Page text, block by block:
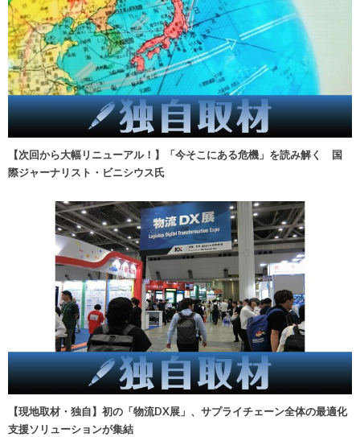
【次回から大幅リニューアル！】「今そこにある危機」を読み解く 国
際ジャーナリスト・ビニシウス氏
【現地取材・独自】初の「物流DX展」、サプライチェーン全体の最適化
支援ソリューションが集結